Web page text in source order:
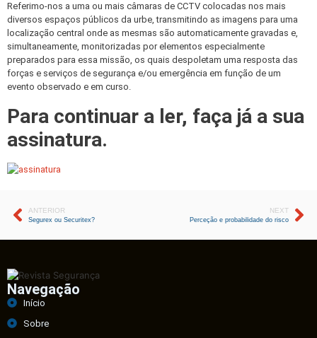
Referimo-nos a uma ou mais câmaras de CCTV colocadas nos mais
diversos espaços públicos da urbe, transmitindo as imagens para uma
localização central onde as mesmas são automaticamente gravadas e,
simultaneamente, monitorizadas por elementos especialmente
preparados para essa missão, os quais despoletam uma resposta das
forças e serviços de segurança e/ou emergência em função de um
evento observado e em curso.
Para continuar a ler, faça já a sua
assinatura.
ANTERIOR
Segurex ou Securitex?
NEXT
Perceção e probabilidade do risco
Navegação
Início
Sobre